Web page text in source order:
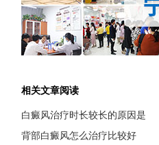
相关文章阅读
白癜风治疗时长较长的原因是
背部白癜风怎么治疗比较好